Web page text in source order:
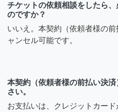
チケットの依頼相談をしたら
のですか？
いいえ。本契約（依頼者様の
ャンセル可能です。
本契約（依頼者様の前払い決
さい。
お支払いは、クレジットカー